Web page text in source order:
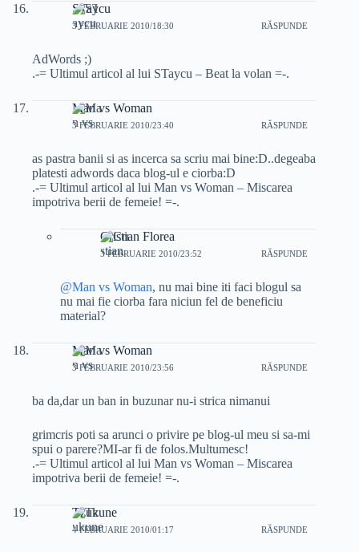
STaycu
3 FEBRUARIE 2010/18:30 RĂSPUNDE
AdWords ;)
.-= Ultimul articol al lui STaycu – Beat la volan =-.
Man vs Woman
3 FEBRUARIE 2010/23:40 RĂSPUNDE
as pastra banii si as incerca sa scriu mai bine:D..degeaba
platesti adwords daca blog-ul e ciorba:D
.-= Ultimul articol al lui Man vs Woman – Miscarea
impotriva berii de femeie! =-.
Cristian Florea
3 FEBRUARIE 2010/23:52 RĂSPUNDE
@Man vs Woman, nu mai bine iti faci blogul sa
nu mai fie ciorba fara niciun fel de beneficiu
material?
Man vs Woman
3 FEBRUARIE 2010/23:56 RĂSPUNDE
ba da,dar un ban in buzunar nu-i strica nimanui
grimcris poti sa arunci o privire pe blog-ul meu si sa-mi
spui o parere?MI-ar fi de folos.Multumesc!
.-= Ultimul articol al lui Man vs Woman – Miscarea
impotriva berii de femeie! =-.
Tzukune
4 FEBRUARIE 2010/01:17 RĂSPUNDE